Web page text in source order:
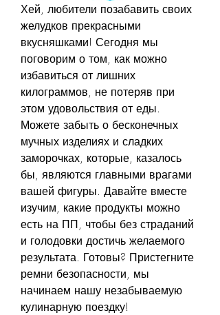
Хей, любители позабавить своих
желудков прекрасными
вкусняшками! Сегодня мы
поговорим о том, как можно
избавиться от лишних
килограммов, не потеряв при
этом удовольствия от еды.
Можете забыть о бесконечных
мучных изделиях и сладких
заморочках, которые, казалось
бы, являются главными врагами
вашей фигуры. Давайте вместе
изучим, какие продукты можно
есть на ПП, чтобы без страданий
и голодовки достичь желаемого
результата. Готовы? Пристегните
ремни безопасности, мы
начинаем нашу незабываемую
кулинарную поездку!